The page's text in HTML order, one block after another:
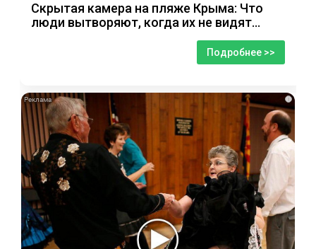
Скрытая камера на пляже Крыма: Что
люди вытворяют, когда их не видят...
Подробнее >>
i